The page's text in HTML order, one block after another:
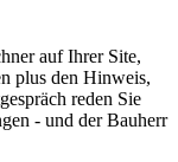
auf Ihrer Site,
plus den Hinweis,
reden Sie
- und der Bauherr